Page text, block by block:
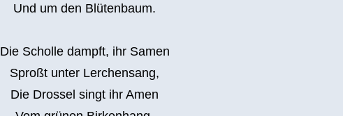
Und um den Blütenbaum.
Die Scholle dampft, ihr Samen
Sproßt unter Lerchensang,
Die Drossel singt ihr Amen